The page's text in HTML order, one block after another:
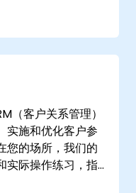
我们的参与模式
程实时咨询会话利
，促进实时问题解
以在您的设施或
-- 您的企业创
（客户关系管理）
实施和优化客户参
您的场所，我们的
实际操作练习，指